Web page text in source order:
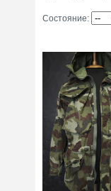
Состояние: